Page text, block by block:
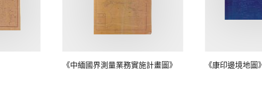
《中緬國界測量業務實施計畫圖》 《康印邊境地圖》